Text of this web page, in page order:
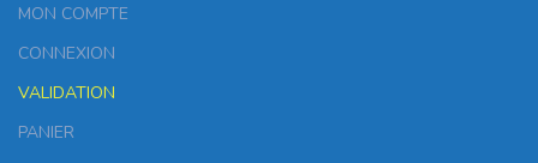
MON COMPTE
CONNEXION
VALIDATION
PANIER